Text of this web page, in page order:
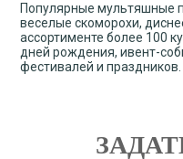
Популярные мультяшные
веселые скоморохи,
ассортименте более 100
дней рождения, ивент-
фестивалей и праздников.